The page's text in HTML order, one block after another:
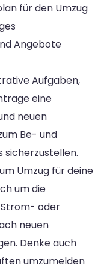
für den Umzug
Angebote
Aufgaben,
eine
neuen
Be- und
sicherzustellen.
Umzug für deine
um die
Strom- oder
neuen
Denke auch
umzumelden